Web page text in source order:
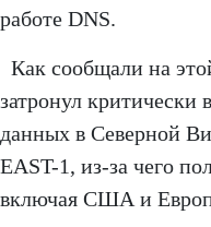
работе DNS.
Как сообщали на
затронул
данных в Северной
EAST-1, из-за чего
включая США и